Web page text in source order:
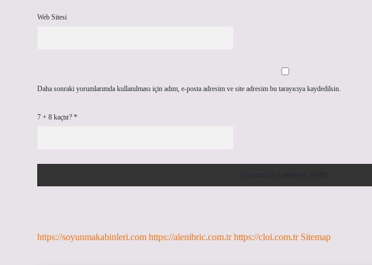
Web Sitesi
Daha sonraki yorumlarımda kullanılması için adım, e-posta adresim ve site adresim bu tarayıcıya kaydedilsin.
7 + 8 kaçtır? *
https://soyunmakabinleri.com https://alenibric.com.tr https://cloi.com.tr Sitemap